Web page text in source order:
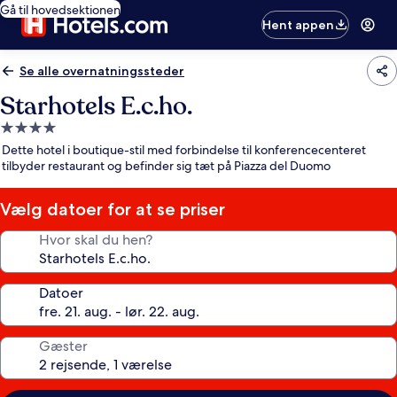
Gå til hovedsektionen
Hent appen
Se alle overnatningssteder
Starhotels E.c.ho.
4.0-
stjernet
overnatningssted
Dette hotel i boutique-stil med forbindelse til konferencecenteret
tilbyder restaurant og befinder sig tæt på Piazza del Duomo
Vælg datoer for at se priser
Hvor skal du hen?
Datoer
Gæster